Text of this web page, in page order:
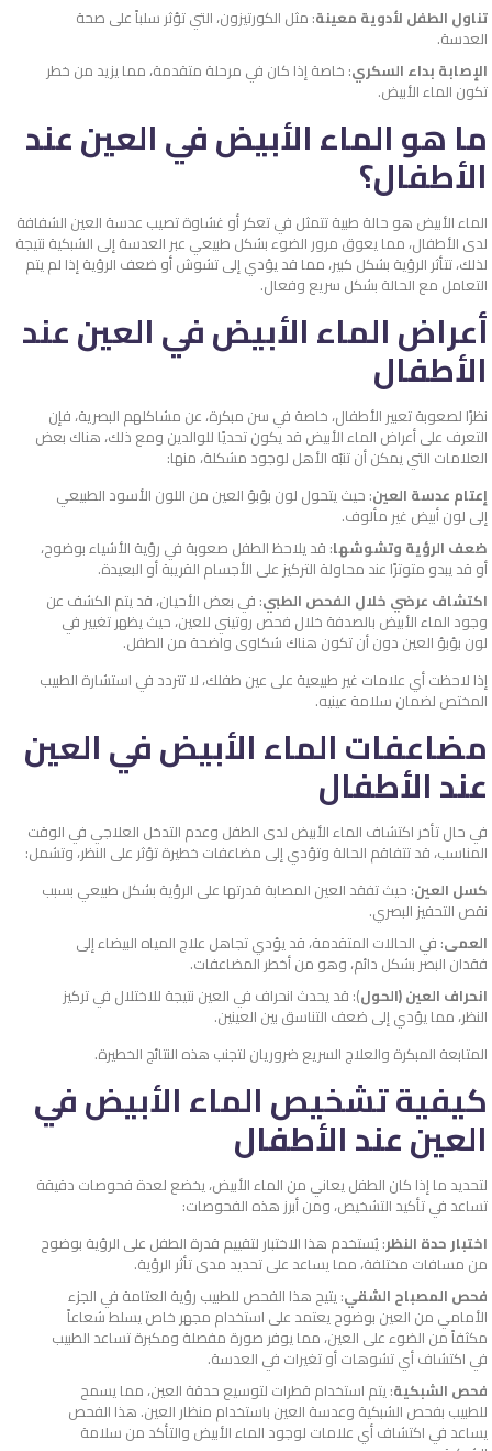
تناول الطفل لأدوية معينة: مثل الكورتيزون، التي تؤثر سلباً على صحة
العدسة.
الإصابة بداء السكري: خاصة إذا كان في مرحلة متقدمة، مما يزيد من خطر
تكون الماء الأبيض.
ما هو الماء الأبيض في العين عند
الأطفال؟
الماء الأبيض هو حالة طبية تتمثل في تعكر أو غشاوة تصيب عدسة العين الشفافة
لدى الأطفال، مما يعوق مرور الضوء بشكل طبيعي عبر العدسة إلى الشبكية نتيجة
لذلك، تتأثر الرؤية بشكل كبير، مما قد يؤدي إلى تشوش أو ضعف الرؤية إذا لم يتم
التعامل مع الحالة بشكل سريع وفعال.
أعراض الماء الأبيض في العين عند
الأطفال
نظرًا لصعوبة تعبير الأطفال، خاصة في سن مبكرة، عن مشاكلهم البصرية، فإن
التعرف على أعراض الماء الأبيض قد يكون تحديًا للوالدين ومع ذلك، هناك بعض
العلامات التي يمكن أن تنبّه الأهل لوجود مشكلة، منها:
إعتام عدسة العين: حيث يتحول لون بؤبؤ العين من اللون الأسود الطبيعي
إلى لون أبيض غير مألوف.
ضعف الرؤية وتشوشها: قد يلاحظ الطفل صعوبة في رؤية الأشياء بوضوح،
أو قد يبدو متوترًا عند محاولة التركيز على الأجسام القريبة أو البعيدة.
اكتشاف عرضي خلال الفحص الطبي: في بعض الأحيان، قد يتم الكشف عن
وجود الماء الأبيض بالصدفة خلال فحص روتيني للعين، حيث يظهر تغيير في
لون بؤبؤ العين دون أن تكون هناك شكاوى واضحة من الطفل.
إذا لاحظت أي علامات غير طبيعية على عين طفلك، لا تتردد في استشارة الطبيب
المختص لضمان سلامة عينيه.
مضاعفات الماء الأبيض في العين
عند الأطفال
في حال تأخر اكتشاف الماء الأبيض لدى الطفل وعدم التدخل العلاجي في الوقت
المناسب، قد تتفاقم الحالة وتؤدي إلى مضاعفات خطيرة تؤثر على النظر، وتشمل:
كسل العين: حيث تفقد العين المصابة قدرتها على الرؤية بشكل طبيعي بسبب
نقص التحفيز البصري.
العمى: في الحالات المتقدمة، قد يؤدي تجاهل علاج المياه البيضاء إلى
فقدان البصر بشكل دائم، وهو من أخطر المضاعفات.
انحراف العين (الحول): قد يحدث انحراف في العين نتيجة للاختلال في تركيز
النظر، مما يؤدي إلى ضعف التناسق بين العينين.
المتابعة المبكرة والعلاج السريع ضروريان لتجنب هذه النتائج الخطيرة.
كيفية تشخيص الماء الأبيض في
العين عند الأطفال
لتحديد ما إذا كان الطفل يعاني من الماء الأبيض، يخضع لعدة فحوصات دقيقة
تساعد في تأكيد التشخيص، ومن أبرز هذه الفحوصات:
اختبار حدة النظر: يُستخدم هذا الاختبار لتقييم قدرة الطفل على الرؤية بوضوح
من مسافات مختلفة، مما يساعد على تحديد مدى تأثر الرؤية.
فحص المصباح الشقي: يتيح هذا الفحص للطبيب رؤية العتامة في الجزء
الأمامي من العين بوضوح يعتمد على استخدام مجهر خاص يسلط شعاعاً
مكثفاً من الضوء على العين، مما يوفر صورة مفصلة ومكبرة تساعد الطبيب
في اكتشاف أي تشوهات أو تغيرات في العدسة.
فحص الشبكية: يتم استخدام قطرات لتوسيع حدقة العين، مما يسمح
للطبيب بفحص الشبكية وعدسة العين باستخدام منظار العين. هذا الفحص
يساعد في اكتشاف أي علامات لوجود الماء الأبيض والتأكد من سلامة